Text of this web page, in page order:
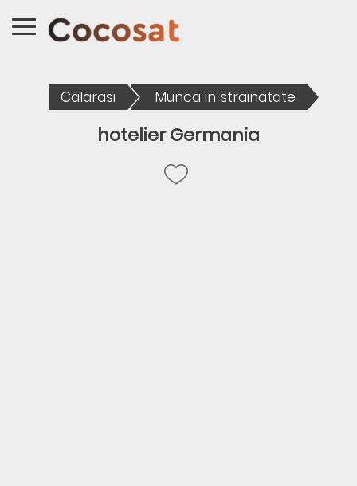
Calarasi Munca in strainatate
hotelier Germania